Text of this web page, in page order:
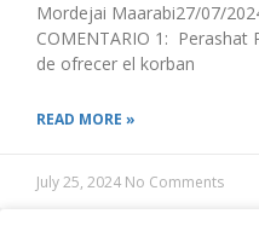
Mordejai Maarabi27/07/
COMENTARIO 1: Perashat
de ofrecer el korban
READ MORE »
July 25, 2024 No Comments